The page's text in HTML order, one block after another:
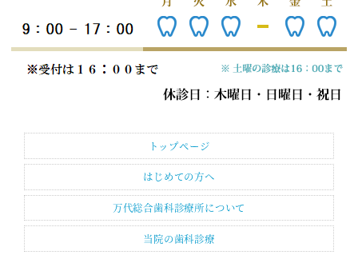
トップページ
はじめての方へ
万代総合歯科診療所について
当院の歯科診療